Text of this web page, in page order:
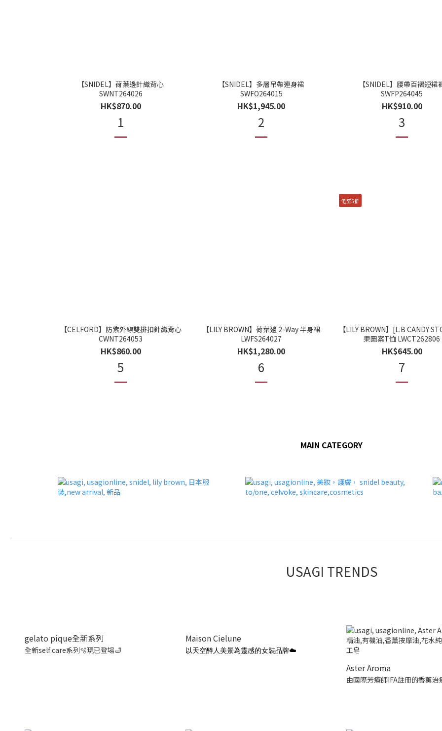
【SNIDEL】荷葉邊針織背心
SWNT264026
HK$870.00
1
【SNIDEL】多層吊帶連身裙
SWFO264015
HK$1,945.00
2
【SNIDEL】腰帶百褶短裙
SWFP264045
HK$910.00
3
【CELFORD】防紫外線雙排扣針織背心
CWNT264053
HK$860.00
5
【LILY BROWN】荷葉邊 2-Way 半身裙
LWFS264027
HK$1,280.00
6
低至5折
【LILY BROWN】[L.B CANDY
果圖案T恤 LWCT262806
HK$645.00
7
MAIN CATEGORY
USAGI TRENDS
gelato pique全新系列
全新self care系列🫧現已登場🛁
Maison Cielune
以天空醉人美景為靈感的女裝品牌☁️
Aster Aroma
由國際芳療師IFA註冊的香薰治